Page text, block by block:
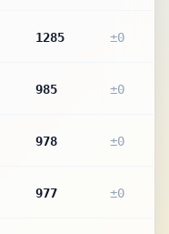
1285 ±0
985 ±0
978 ±0
977 ±0